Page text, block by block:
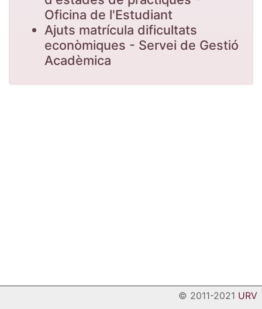
Oficina de l'Estudiant
Ajuts matrícula dificultats
econòmiques - Servei de Gestió
Acadèmica
© 2011-2021 URV